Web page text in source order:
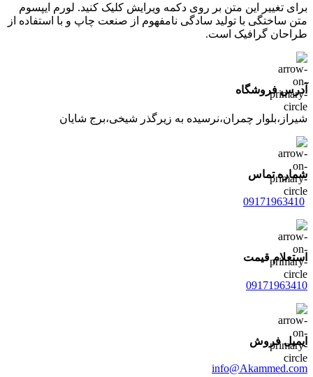
برای تغییر این متن بر روی دکمه ویرایش کلیک کنید. لورم ایپسوم
متن ساختگی با تولید سادگی نامفهوم از صنعت چاپ و با استفاده از
طراحان گرافیک است.
آدرس فروشگاه
شیراز،بلوار چمران،نرسیده به زیرگذر شیخی،برج شایان
شماره تماس
09171963410
استعلام قیمت
09171963410
ایمیل فروش
info@Akammed.com